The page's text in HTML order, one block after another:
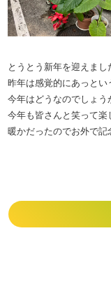
とうとう新年を迎えまし
昨年は感覚的にあっとい
今年はどうなのでしょう
今年も皆さんと笑って
暖かだったのでお外で記